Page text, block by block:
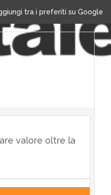
tra i preferiti su Google
valore oltre la